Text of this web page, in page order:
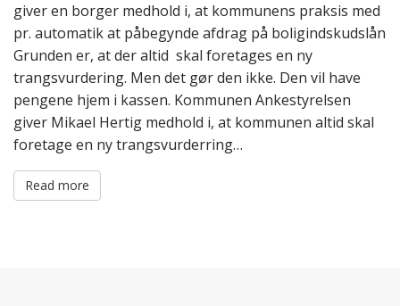
giver en borger medhold i, at kommunens praksis med
pr. automatik at påbegynde afdrag på boligindskudslån
Grunden er, at der altid skal foretages en ny
trangsvurdering. Men det gør den ikke. Den vil have
pengene hjem i kassen. Kommunen Ankestyrelsen
giver Mikael Hertig medhold i, at kommunen altid skal
foretage en ny trangsvurderring…
Read more